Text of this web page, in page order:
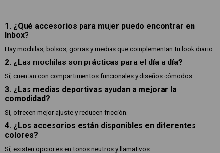
1. ¿Qué accesorios para mujer puedo encontrar en
Inbox?
Hay mochilas, bolsos, gorras y medias que complementan tu look diario.
2. ¿Las mochilas son prácticas para el día a día?
Sí, cuentan con compartimentos funcionales y diseños cómodos.
3. ¿Las medias deportivas ayudan a mejorar la
comodidad?
Sí, ofrecen mejor ajuste y reducen fricción.
4. ¿Los accesorios están disponibles en diferentes
colores?
Sí, existen opciones en tonos neutros y llamativos.